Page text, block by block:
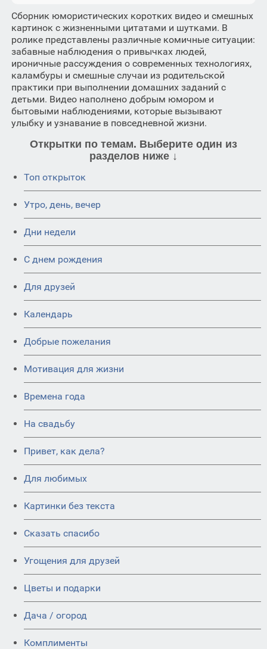
Сборник юмористических коротких видео и смешных
картинок с жизненными цитатами и шутками. В
ролике представлены различные комичные ситуации:
забавные наблюдения о привычках людей,
ироничные рассуждения о современных технологиях,
каламбуры и смешные случаи из родительской
практики при выполнении домашних заданий с
детьми. Видео наполнено добрым юмором и
бытовыми наблюдениями, которые вызывают
улыбку и узнавание в повседневной жизни.
Открытки по темам. Выберите один из
разделов ниже ↓
Топ открыток
Утро, день, вечер
Дни недели
C днем рождения
Для друзей
Календарь
Добрые пожелания
Мотивация для жизни
Времена года
На свадьбу
Привет, как дела?
Для любимых
Картинки без текста
Сказать спасибо
Угощения для друзей
Цветы и подарки
Дача / огород
Комплименты